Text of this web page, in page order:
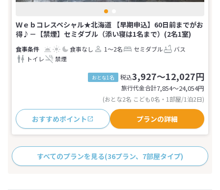
Ｗｅｂコレスペシャル★北海道 【早期申込】60日前までがお
得♪－【禁煙】セミダブル（添い寝は1名まで）(2名1室)
食事なし 1～2名 セミダブル
バス
トイレ
禁煙
おとな1名 税込3,927～12,027円
旅行代金合計7,854〜24,054円
(おとな2名 こども0名・1部屋/1泊2日)
おすすめポイント プランの詳細
すべてのプランを見る(36プラン、7部屋タイプ)